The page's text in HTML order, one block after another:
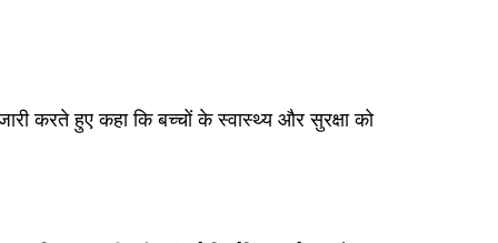
करते हुए कहा कि बच्चों के स्वास्थ्य और सुरक्षा को